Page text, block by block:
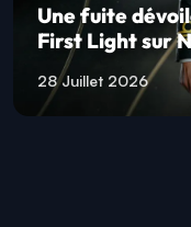
Une fuite
First Light sur
28 Juillet 2026